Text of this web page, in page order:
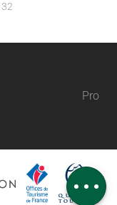
Tarifs
Avis
Pro